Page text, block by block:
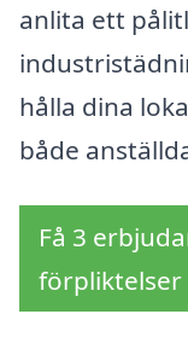
anlita ett
hålla dina
både
Få 3
förpliktelser